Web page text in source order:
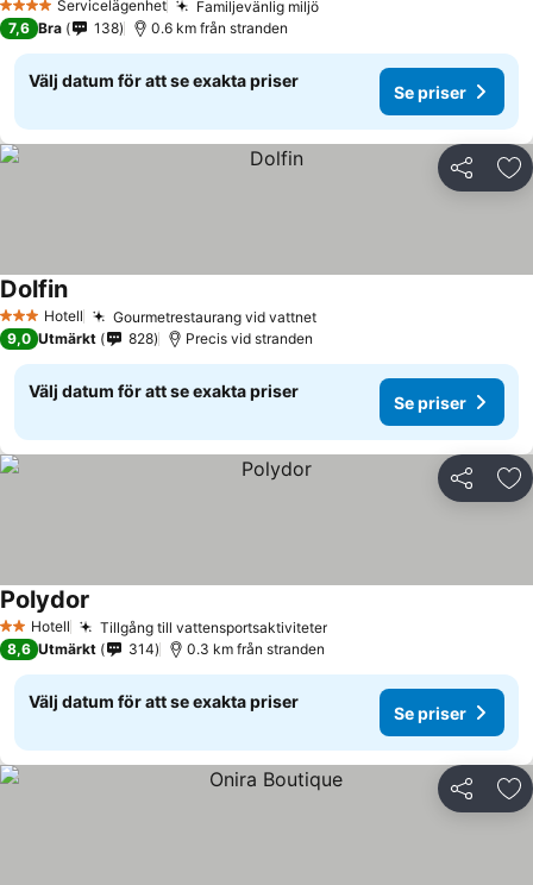
4 StjärnorServicelägenhet Familjevänlig miljöSe priser
7,6 Bra 138 0.6 km från stranden
Välj datum för att se exakta priser
Se priser
Dela
3 StjärnorHotell Gourmetrestaurang vid vattnetSe priser
DolfinSe priser
9,0 Utmärkt 828 Precis vid stranden
Välj datum för att se exakta priser
Se priser
Dela
2 Stjärnor
Hotell Tillgång till vattensportsaktiviteterSe priser
Polydor
8,6 Utmärkt 314 0.3 km från stranden
Välj datum för att se exakta priser
Se priser
Dela